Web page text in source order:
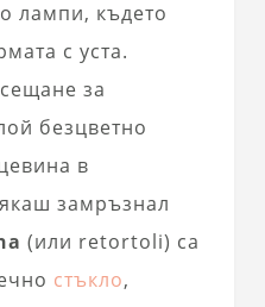
лампи, където
с уста.
за
безцветно
в
замръзнал
(или retortoli) са
стъкло,